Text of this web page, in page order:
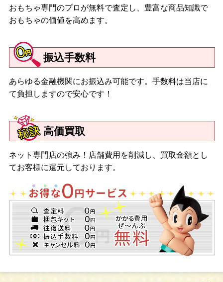
おもちゃ専門のプロが無料で査定し、豊富な商品知識で
おもちゃの価値を高めます。
振込手数料
あらゆる金融機関にお振込み可能です。手数料は当店に
て負担しますので安心です！
高価買取
ネット専門店の強み！店舗費用を削減し、買取金額とし
てお客様に還元しております。